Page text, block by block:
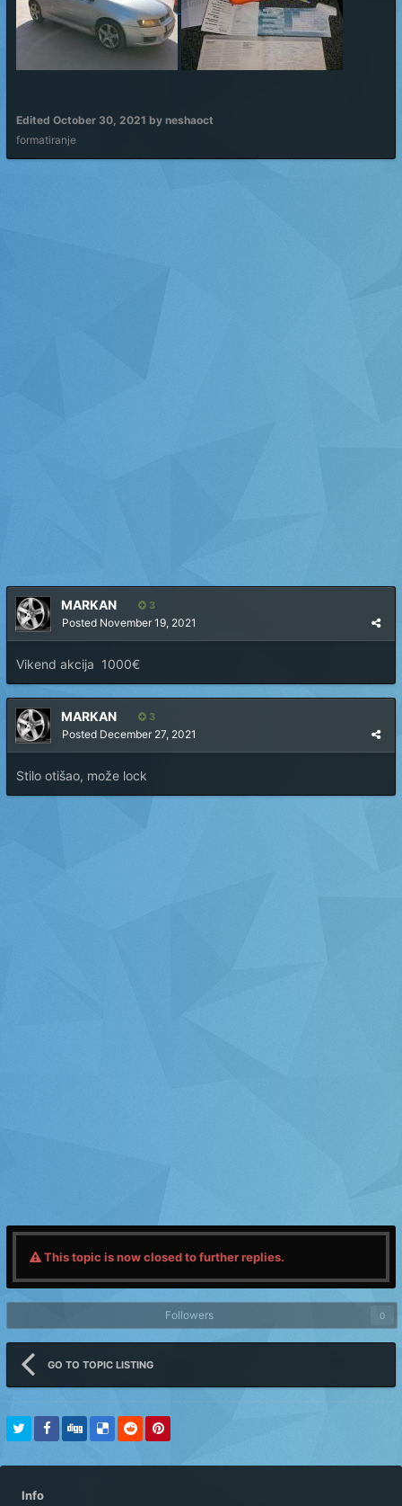
Edited October 30, 2021 by neshaoct
formatiranje
MARKAN 3
Posted November 19, 2021
Vikend akcija 1000€
MARKAN 3
Posted December 27, 2021
Stilo otišao, može lock
This topic is now closed to further replies.
Followers 0
GO TO TOPIC LISTING
Info